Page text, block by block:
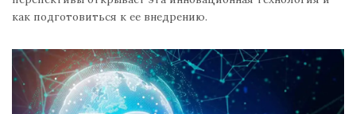
как подготовиться к ее внедрению.